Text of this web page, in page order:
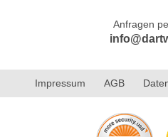
Anfragen
Impressum AGB